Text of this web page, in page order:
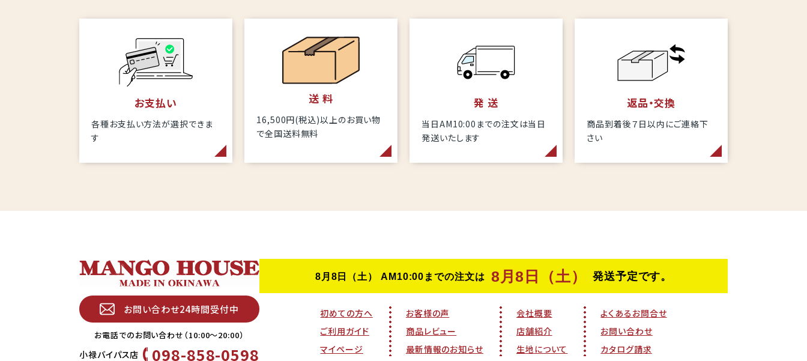
お支払い
各種お支払い方法が選択できま
す
送 料
16,500円(税込)以上のお買い物
で全国送料無料
発 送
当日AM10:00までの注文は当日
発送いたします
返品・交換
商品到着後７日以内にご連絡下
さい
お問い合わせ24時間受付中
お電話でのお問い合わせ（10:00〜20:00）
小禄バイパス店 098-858-0598
初めての方へ
ご利用ガイド
マイページ
お客様の声
商品レビュー
最新情報のお知らせ
会社概要
店舗紹介
生地について
よくあるお問合せ
お問い合わせ
カタログ請求